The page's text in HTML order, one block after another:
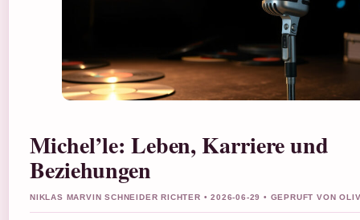
Michel’le: Leben, Karriere und
Beziehungen
NIKLAS MARVIN SCHNEIDER RICHTER • 2026-06-29 • GEPRUFT VON